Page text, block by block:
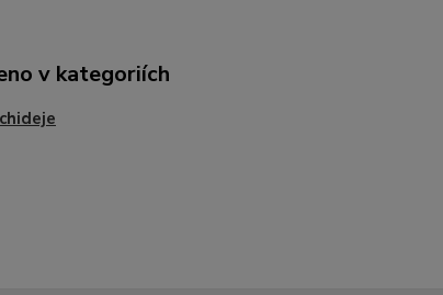
v kategoriích